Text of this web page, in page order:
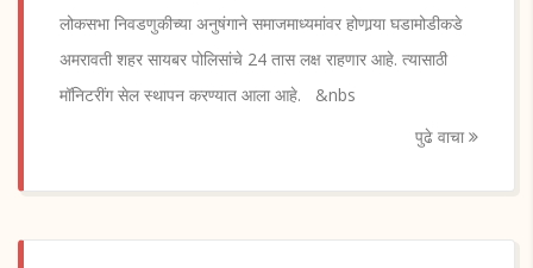
लोकसभा निवडणुकीच्या अनुषंगाने समाजमाध्यमांवर होणार्‍या घडामोडीकडे
अमरावती शहर सायबर पोलिसांचे 24 तास लक्ष राहणार आहे. त्यासाठी
मॉनिटरींग सेल स्थापन करण्यात आला आहे. &nbs
पुढे वाचा